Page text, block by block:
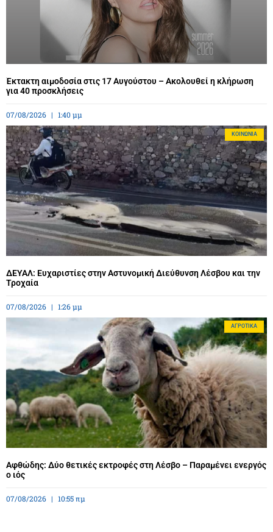
Έκτακτη αιμοδοσία στις 17 Αυγούστου – Ακολουθεί η κλήρωση
για 40 προσκλήσεις
07/08/2026 1:40 μμ
ΚΟΙΝΩΝΊΑ
ΔΕΥΑΛ: Ευχαριστίες στην Αστυνομική Διεύθυνση Λέσβου και την
Τροχαία
07/08/2026 1:26 μμ
ΑΓΡΟΤΙΚΆ
Αφθώδης: Δύο θετικές εκτροφές στη Λέσβο – Παραμένει ενεργός
ο ιός
07/08/2026 10:55 πμ